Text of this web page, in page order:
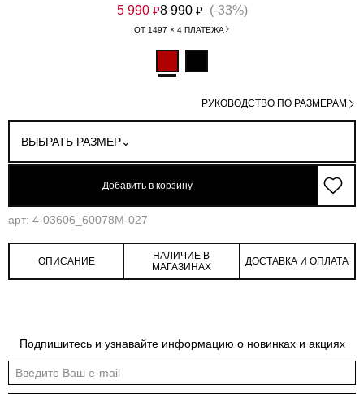
5 990 ₽8 990₽ (-33%)
ОТ 1497 × 4 ПЛАТЕЖА
ВЫБРАТЬ РАЗМЕР
РУКОВОДСТВО ПО РАЗМЕРАМ
Добавить в корзину
арт: 4-03606_60078M-027
Обмеры изделия Таблица размеров
ОПИСАНИЕ
НАЛИЧИЕ В
МАГАЗИНАХ
ДОСТАВКА И ОПЛАТА
Подпишитесь и узнавайте информацию о новинках и акциях